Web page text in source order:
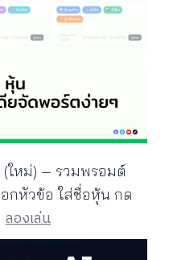
(ใหม่) — รวมพรอมต์
อกหัวข้อ ใส่ชื่อหุ้น กด
ลองเล่น